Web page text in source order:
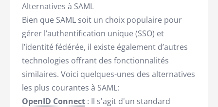
Alternatives à SAML
Bien que SAML soit un choix populaire pour
gérer l’authentification unique (SSO) et
l’identité fédérée, il existe également d’autres
technologies offrant des fonctionnalités
similaires. Voici quelques-unes des alternatives
les plus courantes à SAML:
OpenID Connect : Il s'agit d'un standard